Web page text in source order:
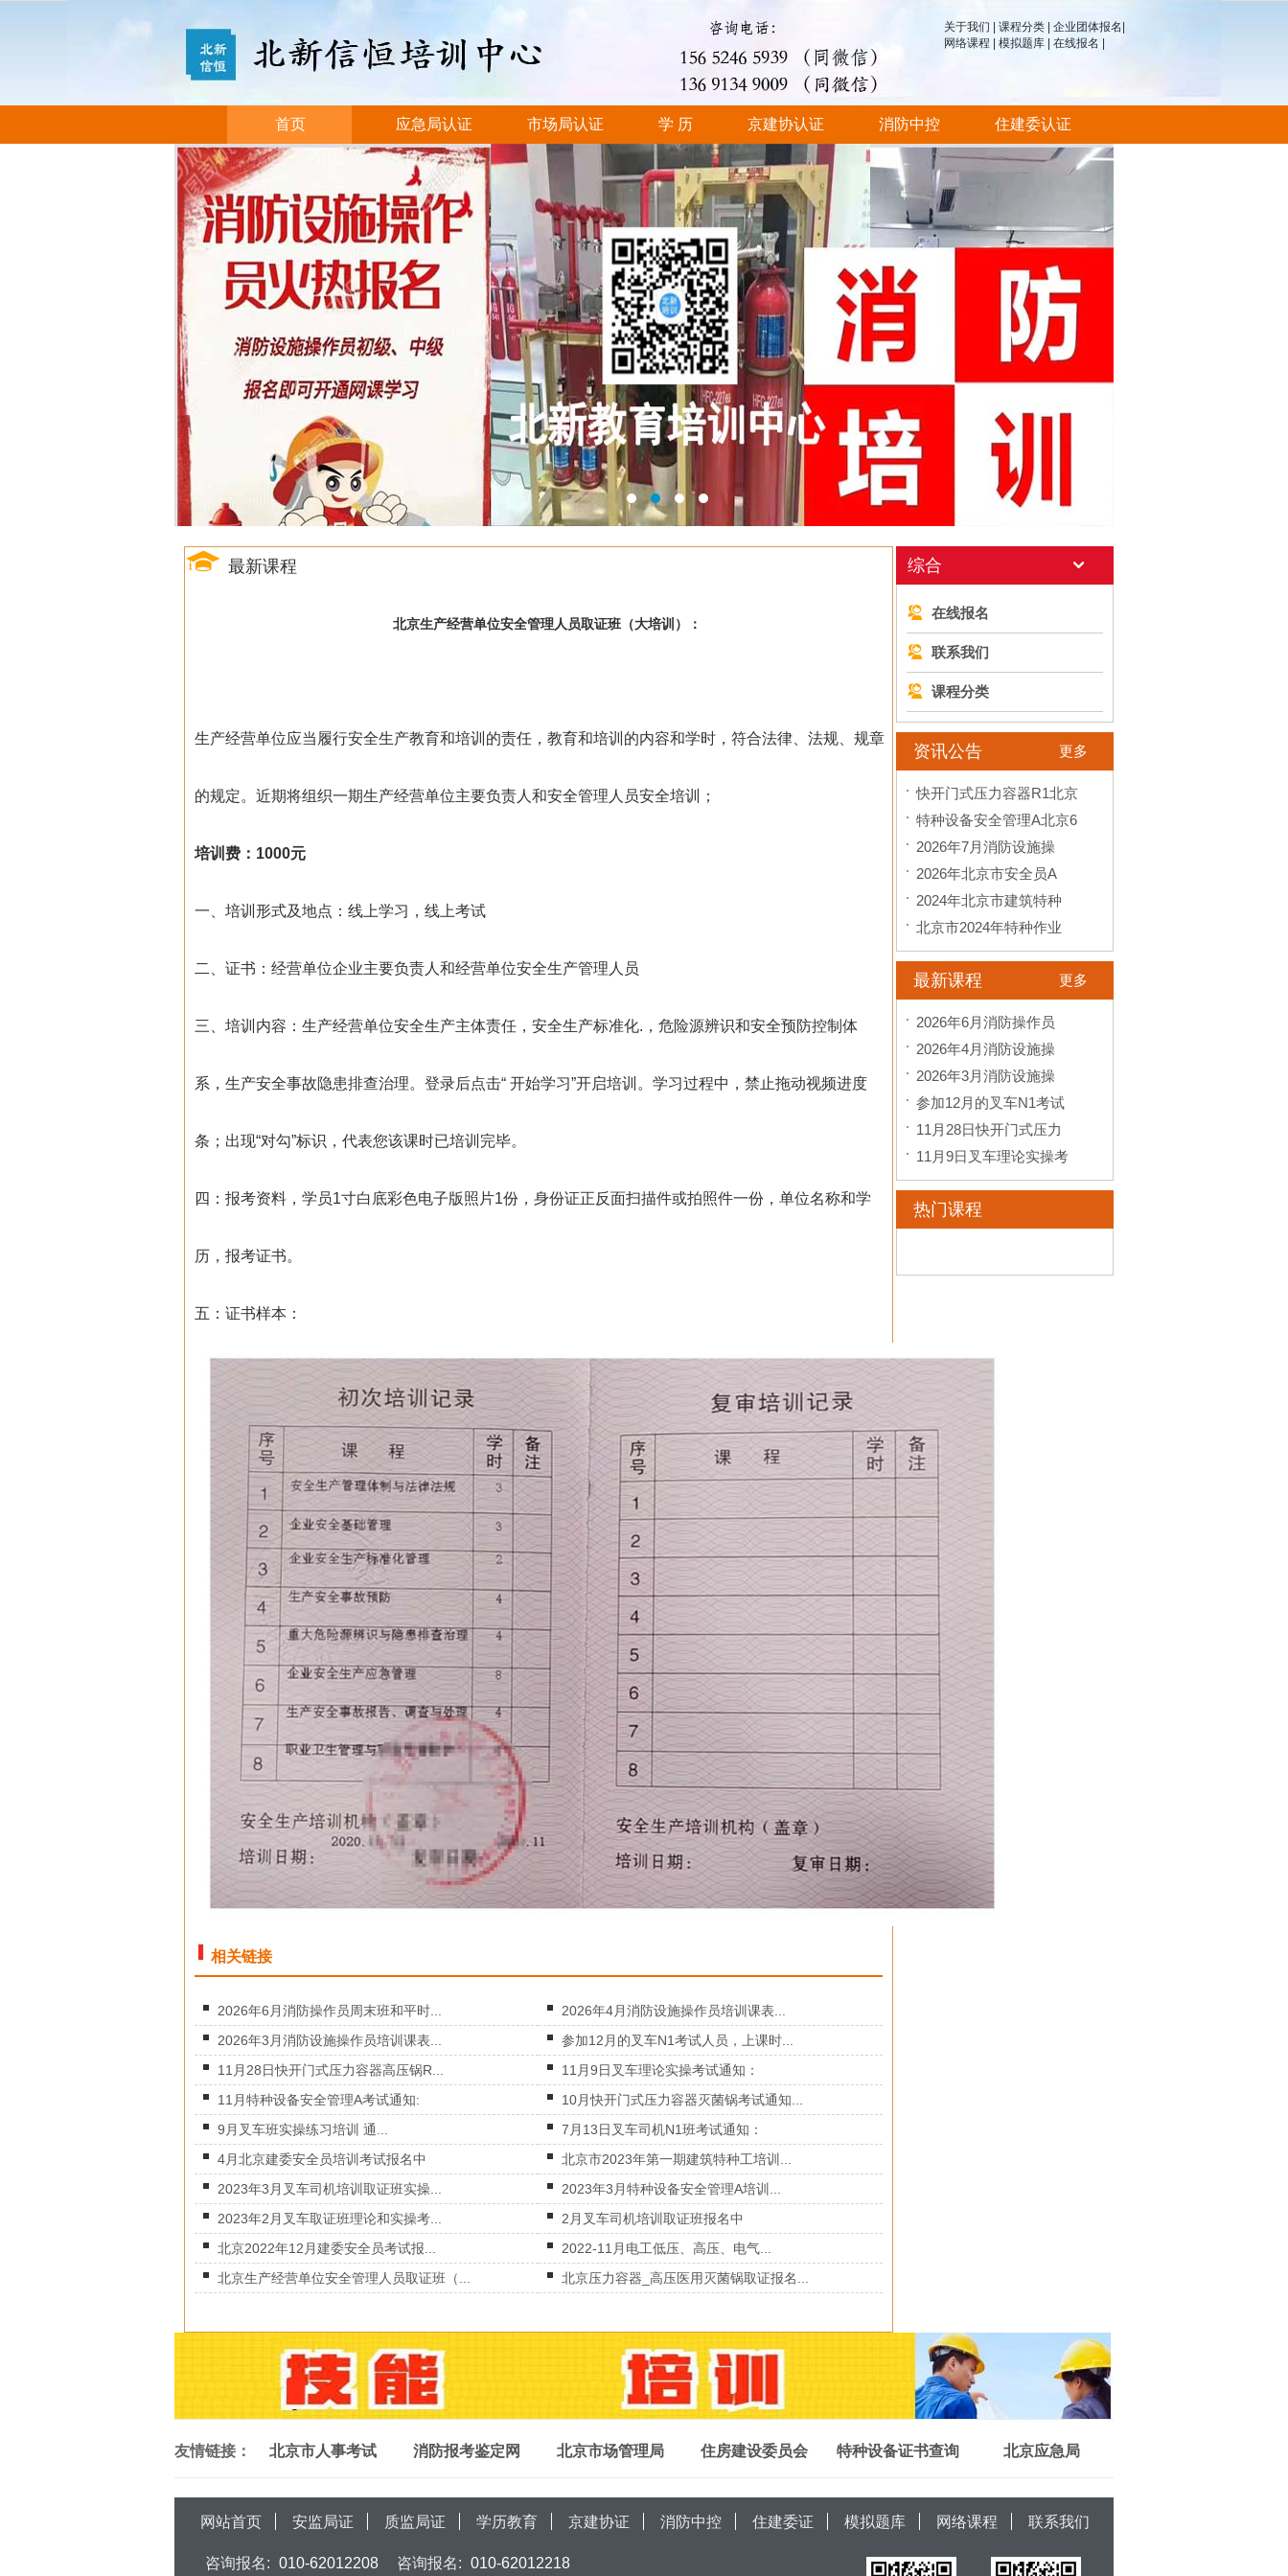
关于我们 课程分类| 企业团体报名
网络课程
模拟题库| 在线报名
首页 应急局认证 市场局认证 学 历 京建协认证 消防中控 住建委认证
综合
在线报名
联系我们
课程分类
资讯公告 更多
快开门式压力容器R1北京
特种设备安全管理A北京6
2026年7月消防设施操
2026年北京市安全员A
2024年北京市建筑特种
北京市2024年特种作业
最新课程 更多
2026年6月消防操作员
2026年4月消防设施操
2026年3月消防设施操
参加12月的叉车N1考试
11月28日快开门式压力
11月9日叉车理论实操考
热门课程
最新课程
北京生产经营单位安全管理人员取证班（大培训）：
生产经营单位应当履行安全生产教育和培训的责任，教育和培训的内容和学时，符合法律、法规、规章
的规定。近期将组织一期生产经营单位主要负责人和安全管理人员安全培训；
培训费：1000元
一、培训形式及地点：线上学习，线上考试
二、证书：经营单位企业主要负责人和经营单位安全生产管理人员
三、培训内容：生产经营单位安全生产主体责任，安全生产标准化.，危险源辨识和安全预防控制体
系，生产安全事故隐患排查治理。登录后点击“ 开始学习”开启培训。学习过程中，禁止拖动视频进度
条；出现“对勾”标识，代表您该课时已培训完毕。
四：报考资料，学员1寸白底彩色电子版照片1份，身份证正反面扫描件或拍照件一份，单位名称和学
历，报考证书。
五：证书样本：
相关链接
2026年6月消防操作员周末班和平时...
2026年4月消防设施操作员培训课表...
2026年3月消防设施操作员培训课表...
参加12月的叉车N1考试人员，上课时...
11月28日快开门式压力容器高压锅R...
11月9日叉车理论实操考试通知：
11月特种设备安全管理A考试通知:
10月快开门式压力容器灭菌锅考试通知...
9月叉车班实操练习培训 通...
7月13日叉车司机N1班考试通知：
4月北京建委安全员培训考试报名中
北京市2023年第一期建筑特种工培训...
2023年3月叉车司机培训取证班实操...
2023年3月特种设备安全管理A培训...
2023年2月叉车取证班理论和实操考...
2月叉车司机培训取证班报名中
北京2022年12月建委安全员考试报...
2022-11月电工低压、高压、电气...
北京生产经营单位安全管理人员取证班（...
北京压力容器_高压医用灭菌锅取证报名...
友情链接： 北京市人事考试 消防报考鉴定网 北京市场管理局 住房建设委员会 特种设备证书查询 北京应急局
网站首页 安监局证 质监局证 学历教育 京建协证 消防中控 住建委证 模拟题库 网络课程 联系我们
咨询报名: 010-62012208 咨询报名: 010-62012218